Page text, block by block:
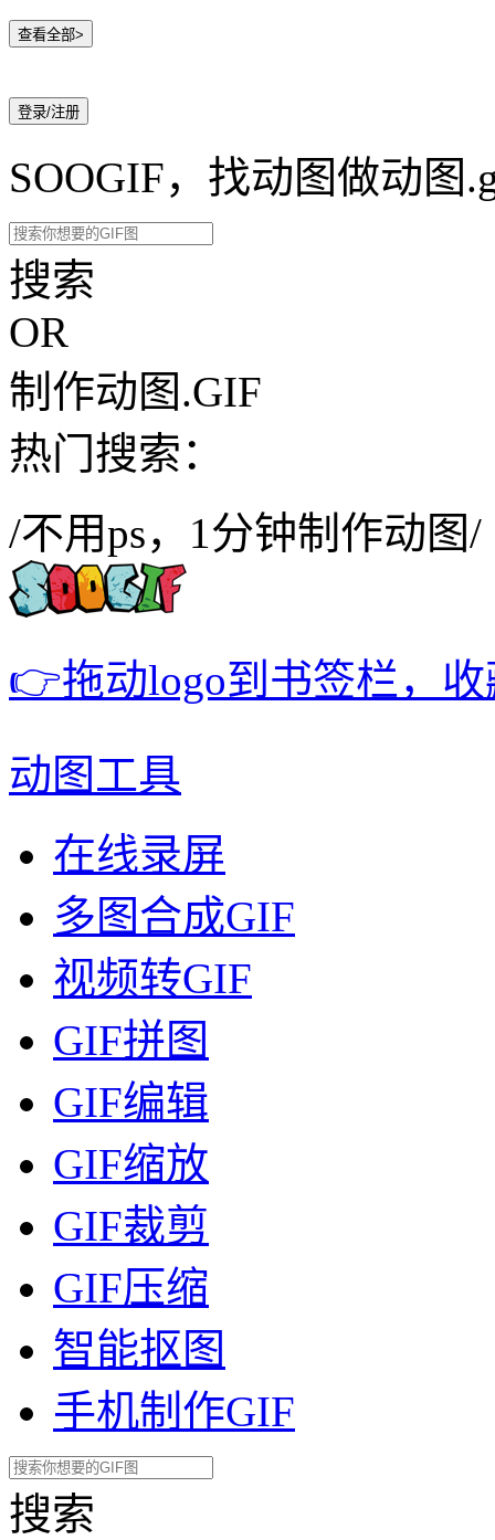
查看全部>
登录/注册
SOOGIF，找动图做动图
搜索
OR
制作动图.GIF
热门搜索：
/不用ps，1分钟制作动图/
👉拖动logo到书签栏，
动图工具
在线录屏
多图合成GIF
视频转GIF
GIF拼图
GIF编辑
GIF缩放
GIF裁剪
GIF压缩
智能抠图
手机制作GIF
搜索